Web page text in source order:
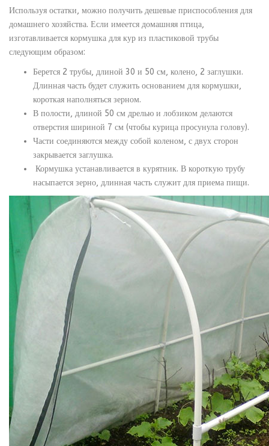
Используя остатки, можно получить дешевые приспособления для
домашнего хозяйства. Если имеется домашняя птица,
изготавливается кормушка для кур из пластиковой трубы
следующим образом:
Берется 2 трубы, длиной 30 и 50 см, колено, 2 заглушки.
Длинная часть будет служить основанием для кормушки,
короткая наполняться зерном.
В полости, длиной 50 см дрелью и лобзиком делаются
отверстия шириной 7 см (чтобы курица просунула голову).
Части соединяются между собой коленом, с двух сторон
закрывается заглушка.
Кормушка устанавливается в курятник. В короткую трубу
насыпается зерно, длинная часть служит для приема пищи.